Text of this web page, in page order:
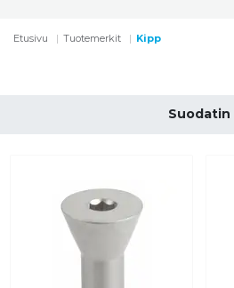
Etusivu Tuotemerkit Kipp
Suodatin